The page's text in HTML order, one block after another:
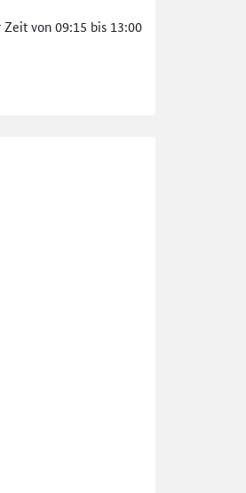
von 09:15 bis 13:00